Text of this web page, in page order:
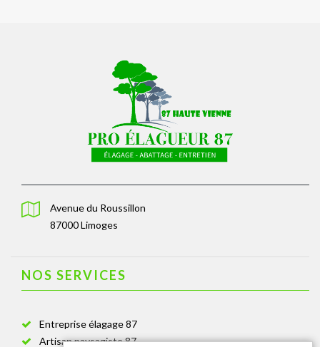
Avenue du Roussillon
87000 Limoges
NOS SERVICES
Entreprise élagage 87
Artisan paysagiste 87